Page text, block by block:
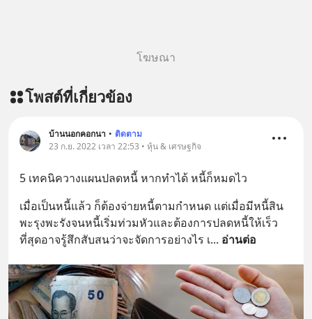
โฆษณา
โพสต์ที่เกี่ยวข้อง
บ้านนอกคอกนา • ติดตาม
23 ก.ย. 2022 เวลา 22:53 • หุ้น & เศรษฐกิจ
5 เทคนิควางแผนปลดหนี้ หากทำได้ หนี้ก็หมดไว
เมื่อเป็นหนี้แล้ว ก็ต้องจ่ายหนี้ตามกำหนด แต่เมื่อมีหนี้สิน
พะรุงพะรังจนหนี้เริ่มท่วมหัวและต้องการปลดหนี้ให้เร็ว
ที่สุดอาจรู้สึกสับสนว่าจะจัดการอย่างไร เ... อ่านต่อ